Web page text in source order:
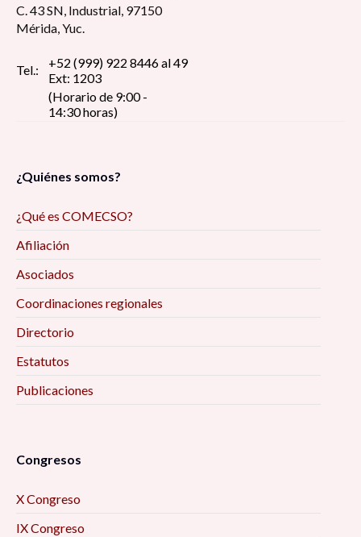
C. 43 SN, Industrial, 97150
Mérida, Yuc.
Tel.:
+52 (999) 922 8446 al 49
Ext: 1203
(Horario de 9:00 -
14:30 horas)
¿Quiénes somos?
¿Qué es COMECSO?
Afiliación
Asociados
Coordinaciones regionales
Directorio
Estatutos
Publicaciones
Congresos
X Congreso
IX Congreso